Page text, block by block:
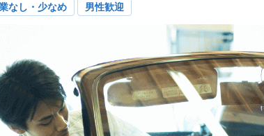
なし・少なめ 男性歓迎